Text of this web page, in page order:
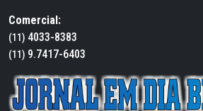
Comercial:
(11) 4033-8383
(11) 9.7417-6403